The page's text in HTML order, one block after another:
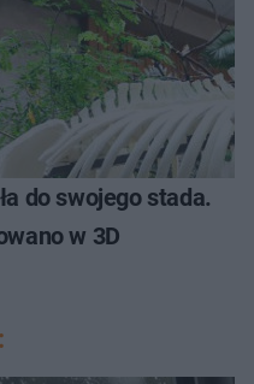
do swojego stada.
w 3D